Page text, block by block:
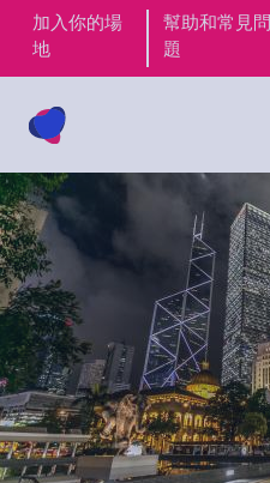
加入你的場
地
幫助和常見問
題